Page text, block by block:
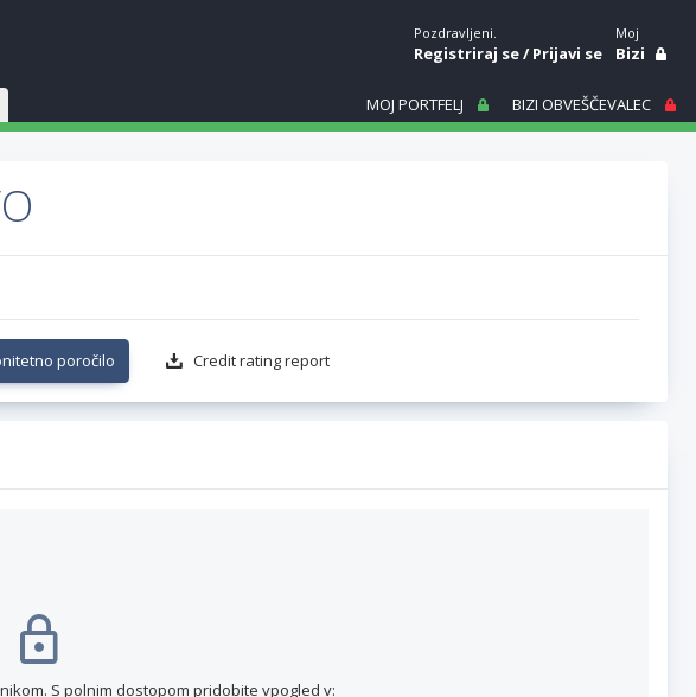
Pozdravljeni.
Registriraj se/Prijavi se
Moj
Bizi
MOJ PORTFELJ BIZI OBVEŠČEVALEC
poročilo Credit rating report
S polnim dostopom pridobite vpogled v: